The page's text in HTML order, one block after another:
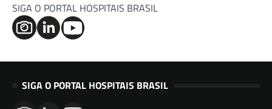
SIGA O PORTAL HOSPITAIS BRASIL
SIGA O PORTAL HOSPITAIS BRASIL